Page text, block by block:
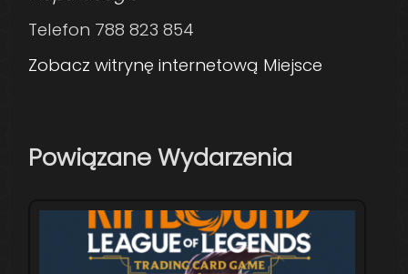
Telefon 788 823 854
Zobacz witrynę internetową Miejsce
Powiązane Wydarzenia